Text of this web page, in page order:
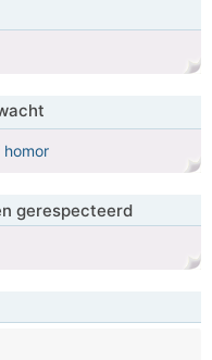
gerespecteerd